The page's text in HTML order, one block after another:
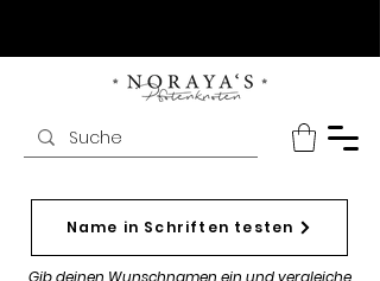
Name in Schriften testen
Gib deinen Wunschnamen ein und vergleiche